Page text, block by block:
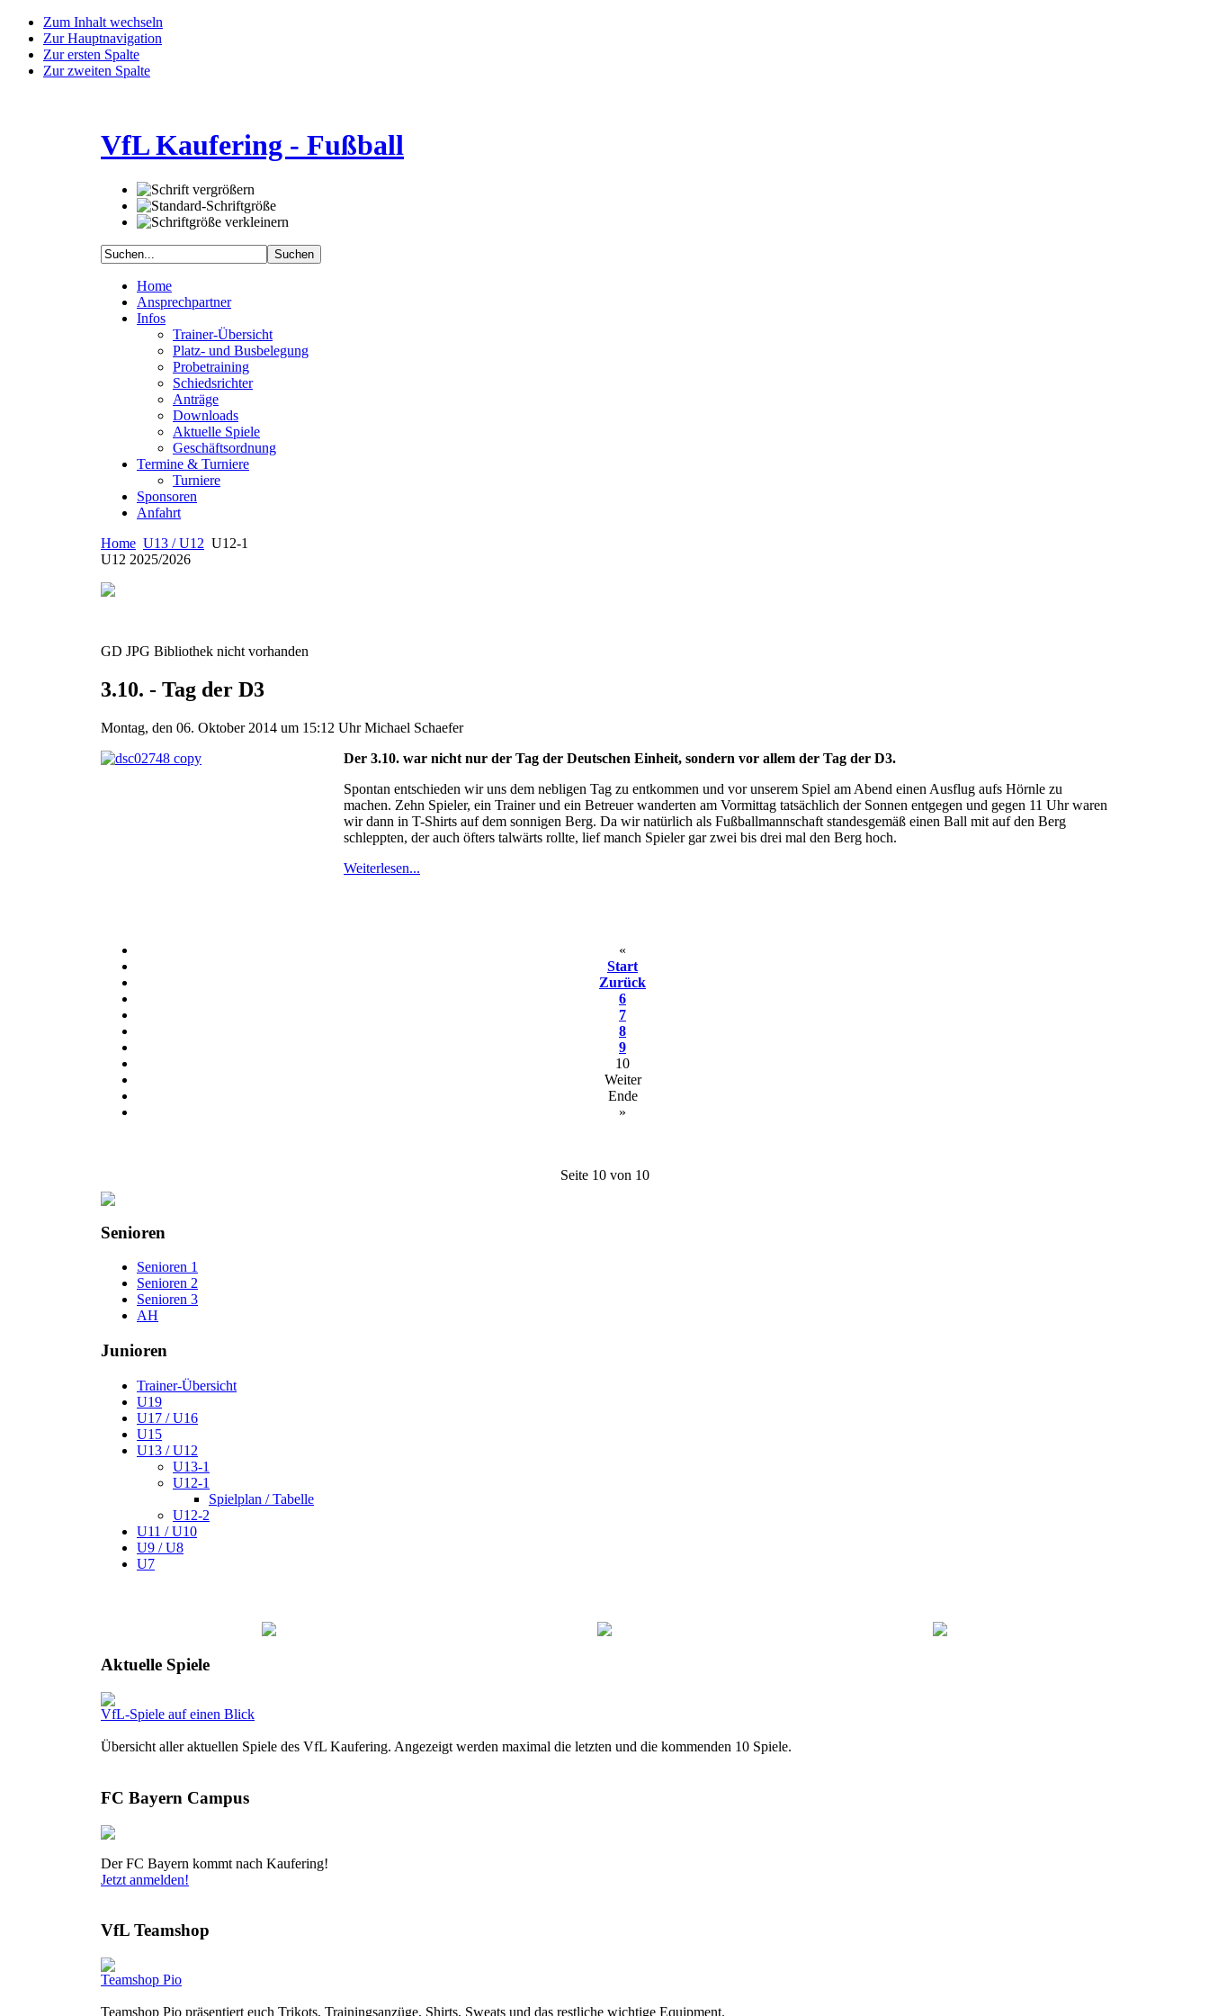
Zum Inhalt wechseln
Zur Hauptnavigation
Zur ersten Spalte
Zur zweiten Spalte
VfL Kaufering - Fußball
Home
Ansprechpartner
Infos
Trainer-Übersicht
Platz- und Busbelegung
Probetraining
Schiedsrichter
Anträge
Downloads
Aktuelle Spiele
Geschäftsordnung
Termine & Turniere
Turniere
Sponsoren
Anfahrt
Home U13 / U12 U12-1
U12 2025/2026
GD JPG Bibliothek nicht vorhanden
3.10. - Tag der D3
Montag, den 06. Oktober 2014 um 15:12 UhrMichael Schaefer
Der 3.10. war nicht nur der Tag der Deutschen Einheit, sondern vor allem der Tag der D3.
Spontan entschieden wir uns dem nebligen Tag zu entkommen und vor unserem Spiel am Abend einen Ausflug aufs Hörnle zu
machen. Zehn Spieler, ein Trainer und ein Betreuer wanderten am Vormittag tatsächlich der Sonnen entgegen und gegen 11 Uhr waren
wir dann in T-Shirts auf dem sonnigen Berg. Da wir natürlich als Fußballmannschaft standesgemäß einen Ball mit auf den Berg
schleppten, der auch öfters talwärts rollte, lief manch Spieler gar zwei bis drei mal den Berg hoch.
Weiterlesen...
«
Start
Zurück
6
7
8
9
10
Weiter
Ende
»
Seite 10 von 10
Senioren
Senioren 1
Senioren 2
Senioren 3
AH
Junioren
Trainer-Übersicht
U19
U17 / U16
U15
U13 / U12
U13-1
U12-1
Spielplan / Tabelle
U12-2
U11 / U10
U9 / U8
U7
Aktuelle Spiele
VfL-Spiele auf einen Blick
Übersicht aller aktuellen Spiele des VfL Kaufering. Angezeigt werden maximal die letzten und die kommenden 10 Spiele.
FC Bayern Campus
Der FC Bayern kommt nach Kaufering!
Jetzt anmelden!
VfL Teamshop
Teamshop Pio
Teamshop Pio präsentiert euch Trikots, Trainingsanzüge, Shirts, Sweats und das restliche wichtige Equipment.